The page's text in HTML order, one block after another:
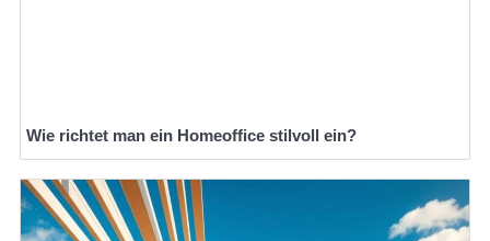
Wie richtet man ein Homeoffice stilvoll ein?